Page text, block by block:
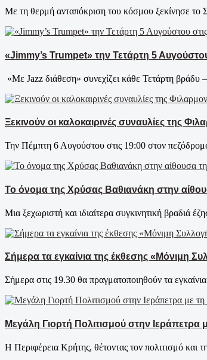
Με τη θερμή ανταπόκριση του κόσμου ξεκίνησε
«Jimmy’s Trumpet» την Τετάρτη 5
«Με Jazz διάθεση» συνεχίζει κάθε Τετάρτη
Ξεκινούν οι καλοκαιρινές συναυλίες της
Την Πέμπτη 6 Αυγούστου στις 19:00 στον
Το όνομα της Χρύσας Βαθιανάκη στην
Μια ξεχωριστή και ιδιαίτερα συγκινητική βραδιά
Σήμερα τα εγκαίνια της έκθεσης «Μόνιμη
Σήμερα στις 19.30 θα πραγματοποιηθούν τα
Μεγάλη Γιορτή Πολιτισμού στην Ιεράπετρα
Η Περιφέρεια Κρήτης, θέτοντας τον πολιτισμό και